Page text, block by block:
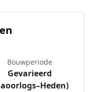
Bouwperiode
Gevarieerd